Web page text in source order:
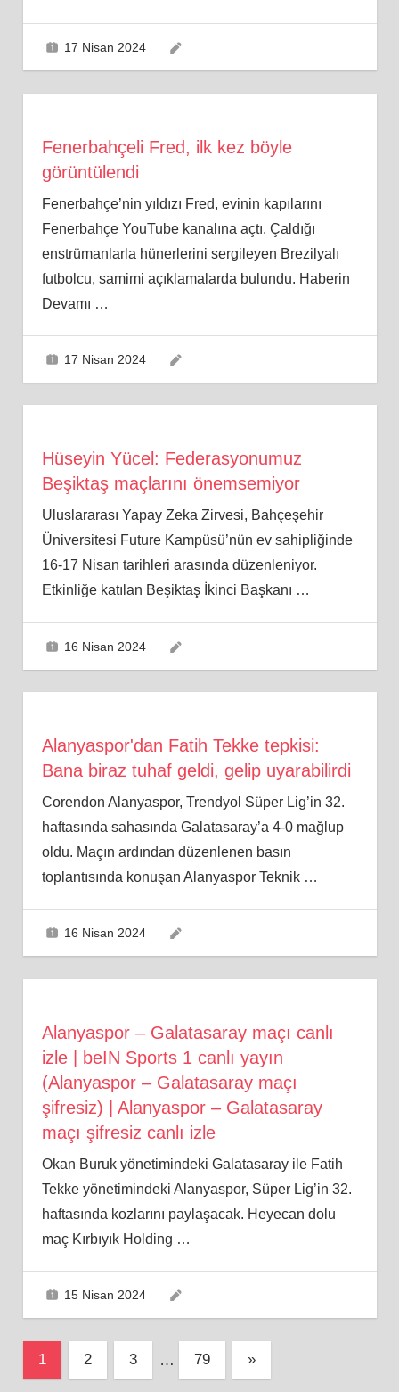
17 Nisan 2024
Fenerbahçeli Fred, ilk kez böyle
görüntülendi
Fenerbahçe’nin yıldızı Fred, evinin kapılarını
Fenerbahçe YouTube kanalına açtı. Çaldığı
enstrümanlarla hünerlerini sergileyen Brezilyalı
futbolcu, samimi açıklamalarda bulundu. Haberin
Devamı …
17 Nisan 2024
Hüseyin Yücel: Federasyonumuz
Beşiktaş maçlarını önemsemiyor
Uluslararası Yapay Zeka Zirvesi, Bahçeşehir
Üniversitesi Future Kampüsü’nün ev sahipliğinde
16-17 Nisan tarihleri arasında düzenleniyor.
Etkinliğe katılan Beşiktaş İkinci Başkanı …
16 Nisan 2024
Alanyaspor'dan Fatih Tekke tepkisi:
Bana biraz tuhaf geldi, gelip uyarabilirdi
Corendon Alanyaspor, Trendyol Süper Lig’in 32.
haftasında sahasında Galatasaray’a 4-0 mağlup
oldu. Maçın ardından düzenlenen basın
toplantısında konuşan Alanyaspor Teknik …
16 Nisan 2024
Alanyaspor – Galatasaray maçı canlı
izle | beIN Sports 1 canlı yayın
(Alanyaspor – Galatasaray maçı
şifresiz) | Alanyaspor – Galatasaray
maçı şifresiz canlı izle
Okan Buruk yönetimindeki Galatasaray ile Fatih
Tekke yönetimindeki Alanyaspor, Süper Lig’in 32.
haftasında kozlarını paylaşacak. Heyecan dolu
maç Kırbıyık Holding …
15 Nisan 2024
Yazı
1 2 3 … 79
Next
Posts
»